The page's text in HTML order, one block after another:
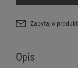
Zapytaj o produkt
Opis